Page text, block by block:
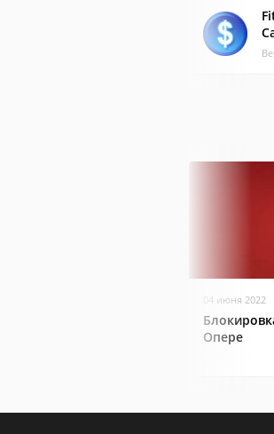
04 июня 2022
Опере